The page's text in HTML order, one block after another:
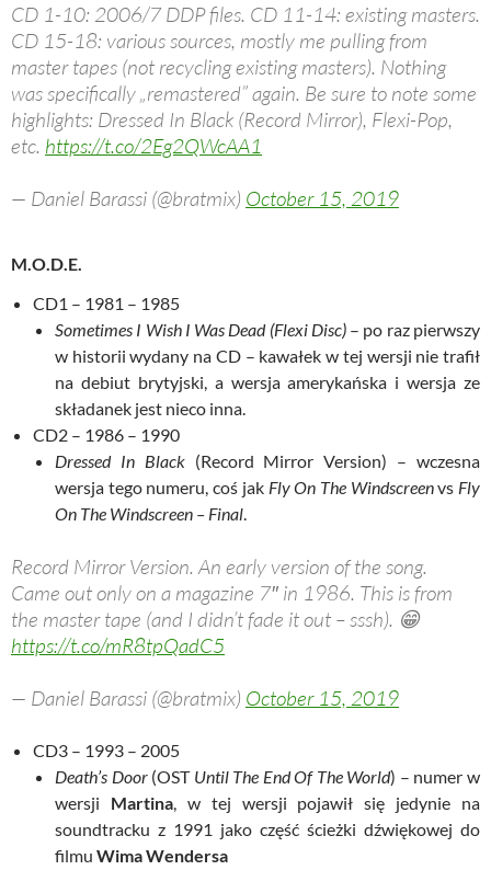
CD 1-10: 2006/7 DDP files. CD 11-14: existing masters.
CD 15-18: various sources, mostly me pulling from
master tapes (not recycling existing masters). Nothing
was specifically „remastered” again. Be sure to note some
highlights: Dressed In Black (Record Mirror), Flexi-Pop,
etc. https://t.co/2Eg2QWcAA1
— Daniel Barassi (@bratmix) October 15, 2019
M.O.D.E.
CD1 – 1981 – 1985
Sometimes I Wish I Was Dead (Flexi Disc)– po raz pierwszy
w historii wydany na CD – kawałek w tej wersji nie trafił
na debiut brytyjski, a wersja amerykańska i wersja ze
składanek jest nieco inna.
CD2 – 1986 – 1990
Dressed In Black(Record Mirror Version) – wczesna
wersja tego numeru, coś jak Fly On The Windscreenvs Fly
On The Windscreen – Final.
Record Mirror Version. An early version of the song.
Came out only on a magazine 7″ in 1986. This is from
the master tape (and I didn’t fade it out – sssh). 😁
https://t.co/mR8tpQadC5
— Daniel Barassi (@bratmix) October 15, 2019
CD3 – 1993 – 2005
Death’s Door(OST Until The End Of The World) – numer w
wersji Martina, w tej wersji pojawił się jedynie na
soundtracku z 1991 jako część ścieżki dźwiękowej do
filmu Wima Wendersa